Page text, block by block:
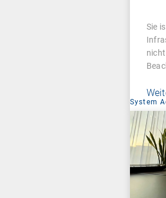
Sie
System